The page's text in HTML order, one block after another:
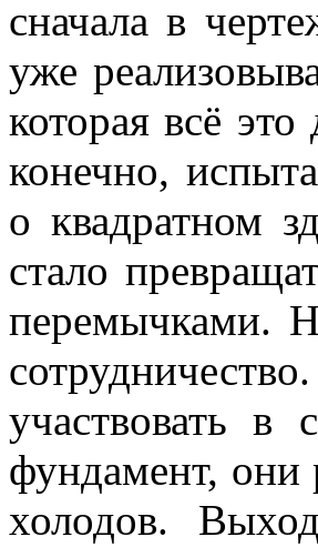
сначала в
уже
которая всё
конечно,
о квадратном
стало
перемычками.
участвовать
фундамент, они
холодов.